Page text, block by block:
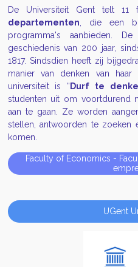
De Universiteit Gent telt 11
departementen , die een
programma's aanbieden.
geschiedenis van 200 jaar,
1817. Sindsdien heeft zij
manier van denken van
universiteit is “ Durf te
studenten uit om voortdurend
aan te gaan. Ze worden
stellen, antwoorden te zoeken
komen.
Faculty of Economics -
UGent